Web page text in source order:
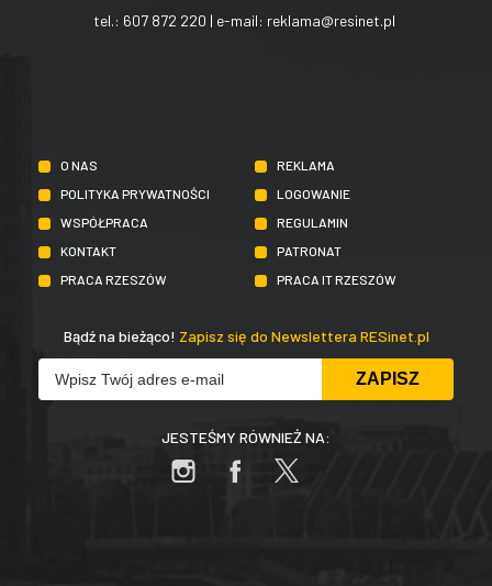
tel.: 607 872 220 | e-mail: reklama@resinet.pl
O NAS
REKLAMA
POLITYKA PRYWATNOŚCI
LOGOWANIE
WSPÓŁPRACA
REGULAMIN
KONTAKT
PATRONAT
PRACA RZESZÓW
PRACA IT RZESZÓW
Bądź na bieżąco! Zapisz się do Newslettera RESinet.pl
JESTEŚMY RÓWNIEŻ NA: